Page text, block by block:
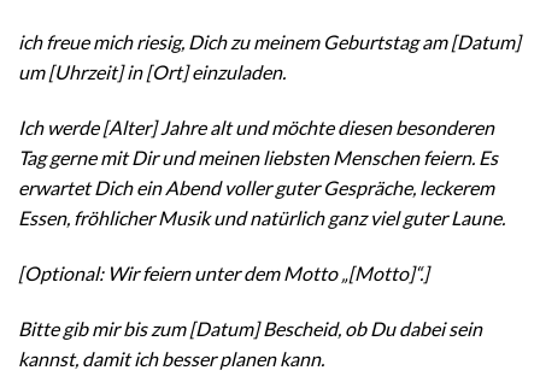
ich freue mich riesig, Dich zu meinem Geburtstag am [Datum]
um [Uhrzeit] in [Ort] einzuladen.
Ich werde [Alter] Jahre alt und möchte diesen besonderen
Tag gerne mit Dir und meinen liebsten Menschen feiern. Es
erwartet Dich ein Abend voller guter Gespräche, leckerem
Essen, fröhlicher Musik und natürlich ganz viel guter Laune.
[Optional: Wir feiern unter dem Motto „[Motto]“.]
Bitte gib mir bis zum [Datum] Bescheid, ob Du dabei sein
kannst, damit ich besser planen kann.